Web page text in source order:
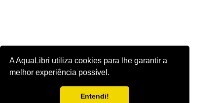
A AquaLibri utiliza cookies para lhe garantir a
melhor experiência possível.
Entendi!